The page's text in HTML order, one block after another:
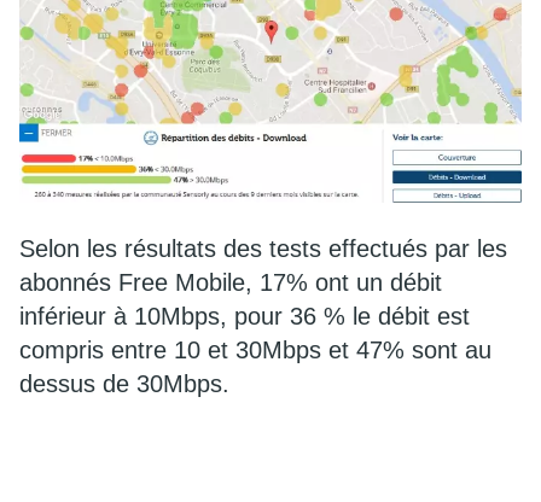
Selon les résultats des tests effectués par les
abonnés Free Mobile, 17% ont un débit
inférieur à 10Mbps, pour 36 % le débit est
compris entre 10 et 30Mbps et 47% sont au
dessus de 30Mbps.